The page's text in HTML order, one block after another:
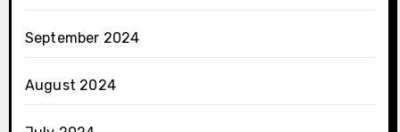
September 2024
August 2024